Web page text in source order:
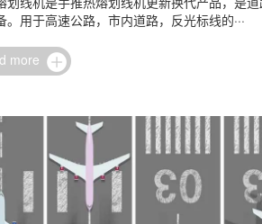
。用于高速公路，市内道路，反光标线的···
more